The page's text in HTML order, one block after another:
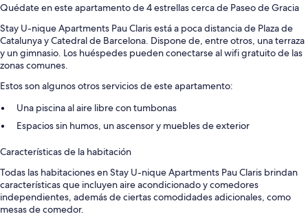
Quédate en este apartamento de 4 estrellas cerca de Paseo de Gracia
Stay U-nique Apartments Pau Claris está a poca distancia de Plaza de
Catalunya y Catedral de Barcelona. Dispone de, entre otros, una terraza
y un gimnasio. Los huéspedes pueden conectarse al wifi gratuito de las
zonas comunes.
Estos son algunos otros servicios de este apartamento:
Una piscina al aire libre con tumbonas
Espacios sin humos, un ascensor y muebles de exterior
Características de la habitación
Todas las habitaciones en Stay U-nique Apartments Pau Claris brindan
características que incluyen aire acondicionado y comedores
independientes, además de ciertas comodidades adicionales, como
mesas de comedor.